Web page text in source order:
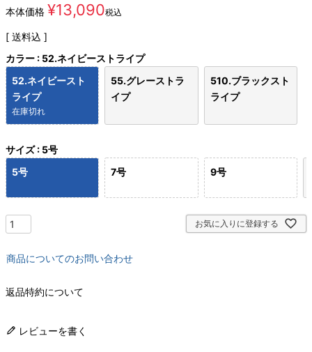
本体価格 ¥13,090税込
送料込
カラー
52.ネイビーストライプ
52.ネイビースト
ライプ
在庫切れ
55.グレーストラ
イプ
510.ブラックスト
ライプ
サイズ
5号
5号
7号 9号
お気に入りに登録する
商品についてのお問い合わせ
返品特約について
レビューを書く